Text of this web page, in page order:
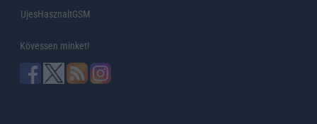
UjesHasznaltGSM
Kövessen minket!